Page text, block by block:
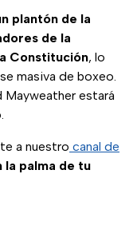
plantón de la
de la
Constitución, lo
masiva de boxeo.
Mayweather estará
a nuestro canal de
la palma de tu